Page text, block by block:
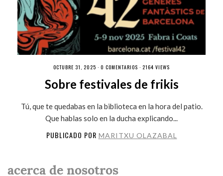
OCTUBRE 31, 2025 · 0 COMENTARIOS · 2164 VIEWS
Sobre festivales de frikis
Tú, que te quedabas en la biblioteca en la hora del patio.
Que hablas solo en la ducha explicando...
PUBLICADO POR MARITXU OLAZABAL
acerca de nosotros